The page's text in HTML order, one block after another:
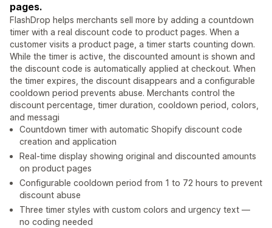
pages.
FlashDrop helps merchants sell more by adding a countdown
timer with a real discount code to product pages. When a
customer visits a product page, a timer starts counting down.
While the timer is active, the discounted amount is shown and
the discount code is automatically applied at checkout. When
the timer expires, the discount disappears and a configurable
cooldown period prevents abuse. Merchants control the
discount percentage, timer duration, cooldown period, colors,
and messagi
Countdown timer with automatic Shopify discount code
creation and application
Real-time display showing original and discounted amounts
on product pages
Configurable cooldown period from 1 to 72 hours to prevent
discount abuse
Three timer styles with custom colors and urgency text —
no coding needed